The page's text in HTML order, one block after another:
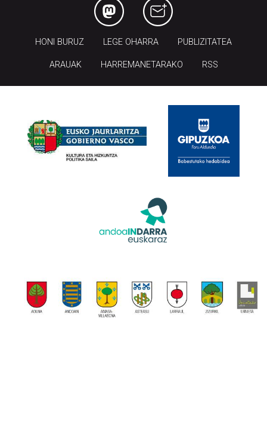
HONI BURUZ LEGE OHARRA PUBLIZITATEA
ARAUAK HARREMANETARAKO RSS